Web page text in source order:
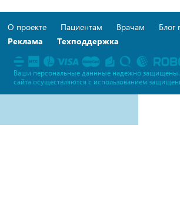
О проекте Пациентам Врачам
Блог
Реклама
Техподдержка
Ваши персональные даннные надежно защищены.
сайта осуществляются c использованием